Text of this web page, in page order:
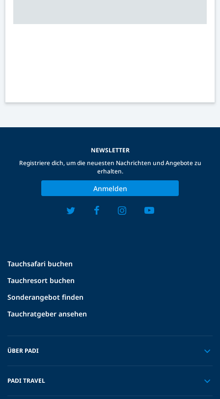
Tauchsafari buchen
Tauchresort buchen
Sonderangebot finden
Tauchratgeber ansehen
ÜBER PADI
PADI TRAVEL
NEWSLETTER
Registriere dich, um die neuesten Nachrichten und Angebote zu
erhalten.
Anmelden